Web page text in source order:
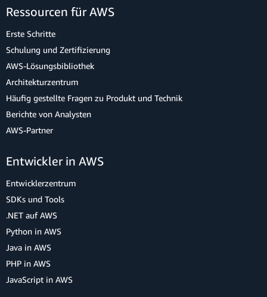
Ressourcen für AWS
Erste Schritte
Schulung und Zertifizierung
AWS-Lösungsbibliothek
Architekturzentrum
Häufig gestellte Fragen zu Produkt und Technik
Berichte von Analysten
AWS-Partner
Entwickler in AWS
Entwicklerzentrum
SDKs und Tools
.NET auf AWS
Python in AWS
Java in AWS
PHP in AWS
JavaScript in AWS